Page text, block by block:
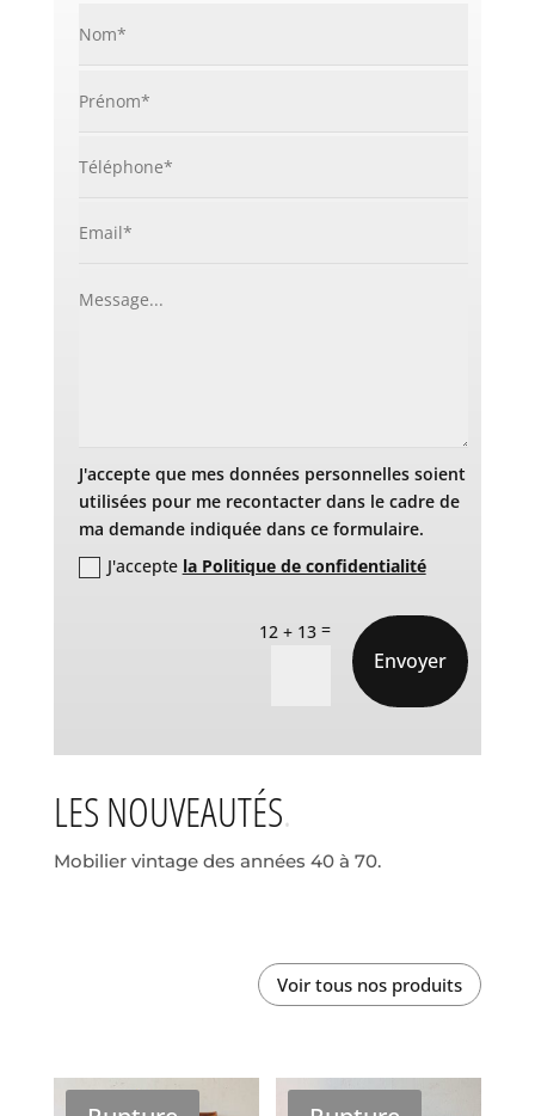
J'accepte que mes données personnelles soient
utilisées pour me recontacter dans le cadre de
ma demande indiquée dans ce formulaire.
J'accepte la Politique de confidentialité
12 + 13 =
Envoyer
LES NOUVEAUTÉS
Mobilier vintage des années 40 à 70.
Voir tous nos produits